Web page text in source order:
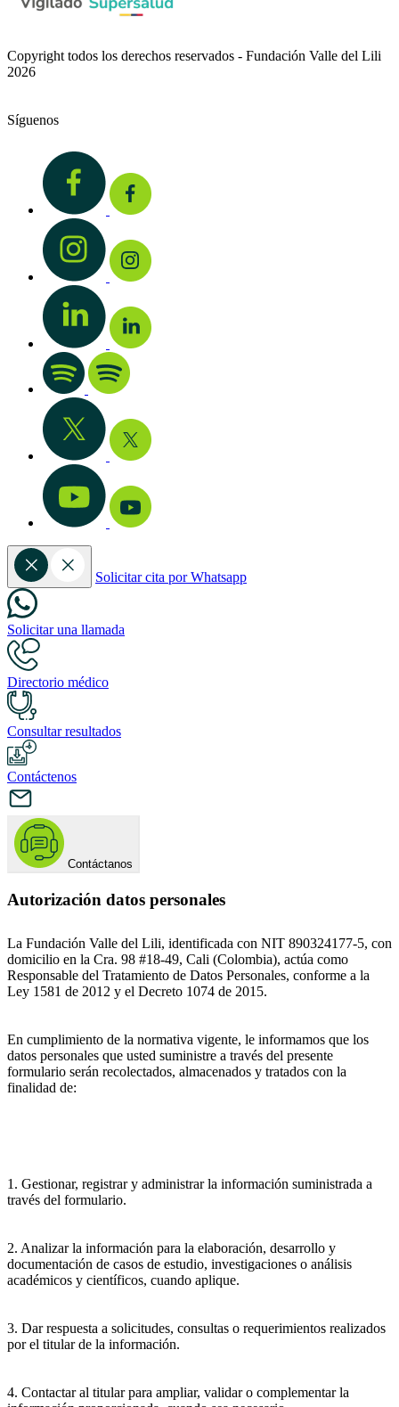
Copyright todos los derechos reservados - Fundación Valle del Lili
2026
Síguenos
Solicitar cita por Whatsapp
Solicitar una llamada
Directorio médico
Consultar resultados
Contáctenos
Contáctanos
Autorización datos personales
La Fundación Valle del Lili, identificada con NIT 890324177-5, con
domicilio en la Cra. 98 #18-49, Cali (Colombia), actúa como
Responsable del Tratamiento de Datos Personales, conforme a la
Ley 1581 de 2012 y el Decreto 1074 de 2015.
En cumplimiento de la normativa vigente, le informamos que los
datos personales que usted suministre a través del presente
formulario serán recolectados, almacenados y tratados con la
finalidad de:
1. Gestionar, registrar y administrar la información suministrada a
través del formulario.
2. Analizar la información para la elaboración, desarrollo y
documentación de casos de estudio, investigaciones o análisis
académicos y científicos, cuando aplique.
3. Dar respuesta a solicitudes, consultas o requerimientos realizados
por el titular de la información.
4. Contactar al titular para ampliar, validar o complementar la